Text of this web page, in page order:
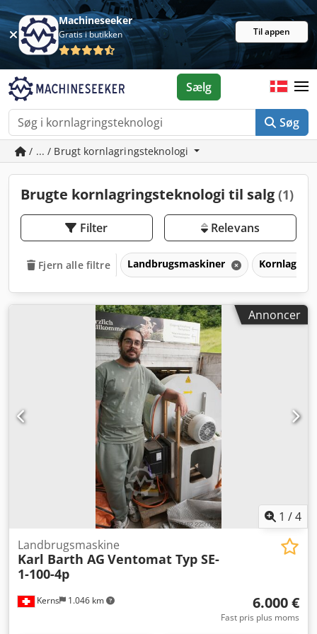
Machineseeker
Gratis i butikken Til appen
Søg
Sælg
/ ... / Brugt kornlagringsteknologi
Brugte kornlagringsteknologi til salg (1)
Filter Relevans
Fjern alle filtre Landbrugsmaskiner
Annoncer
1 /4
Kerns 1.046 km
Landbrugsmaskine
Karl Barth AG Ventomat Typ SE-
1-100-4p
6.000 €
Fast pris plus moms